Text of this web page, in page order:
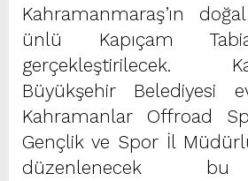
Kahramanmaraş’ın
ünlü Kapıçam
gerçekleştirilecek.
Büyükşehir Belediyesi
Kahramanlar Offroad
Gençlik ve Spor İl
düzenlenecek bu